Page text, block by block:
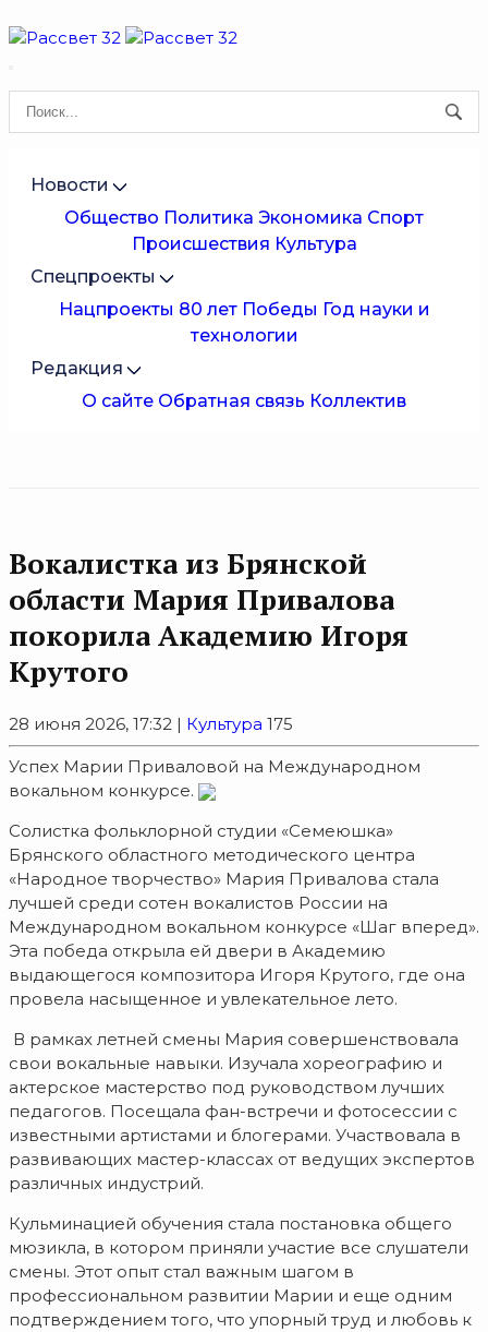
Новости
Общество Политика Экономика Спорт
Происшествия Культура
Спецпроекты
Нацпроекты 80 лет Победы Год науки и
технологии
Редакция
О сайте Обратная связь Коллектив
Вокалистка из Брянской
области Мария Привалова
покорила Академию Игоря
Крутого
28 июня 2026, 17:32 | Культура 175
Успех Марии Приваловой на Международном
вокальном конкурсе.
Солистка фольклорной студии «Семеюшка»
Брянского областного методического центра
«Народное творчество» Мария Привалова стала
лучшей среди сотен вокалистов России на
Международном вокальном конкурсе «Шаг вперед».
Эта победа открыла ей двери в Академию
выдающегося композитора Игоря Крутого, где она
провела насыщенное и увлекательное лето.
В рамках летней смены Мария совершенствовала
свои вокальные навыки. Изучала хореографию и
актерское мастерство под руководством лучших
педагогов. Посещала фан-встречи и фотосессии с
известными артистами и блогерами. Участвовала в
развивающих мастер-классах от ведущих экспертов
различных индустрий.
Кульминацией обучения стала постановка общего
мюзикла, в котором приняли участие все слушатели
смены. Этот опыт стал важным шагом в
профессиональном развитии Марии и еще одним
подтверждением того, что упорный труд и любовь к